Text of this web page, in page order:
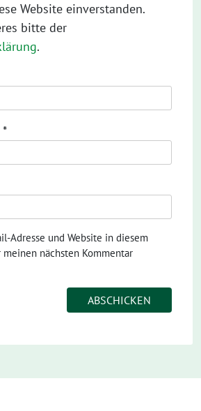
Website einverstanden.
bitte der
.
*
Adresse und Website in diesem
meinen nächsten Kommentar